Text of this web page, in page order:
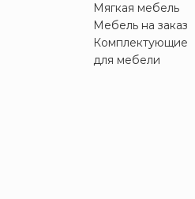
Мягкая мебель
Мебель на заказ
Комплектующие
для мебели